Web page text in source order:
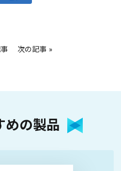
次の記事
めの製品